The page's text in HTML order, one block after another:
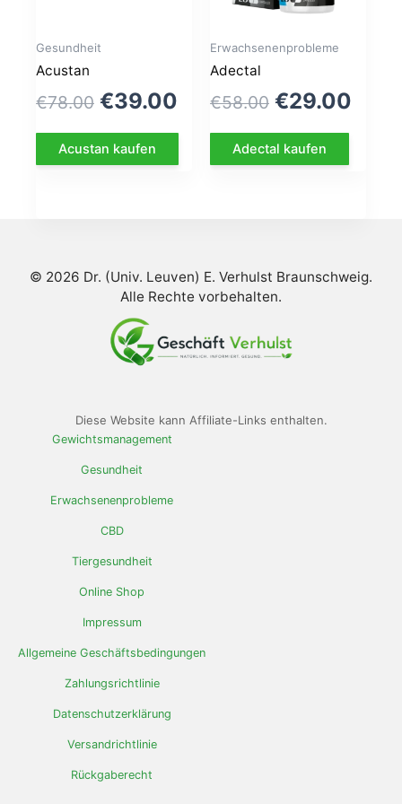
Gesundheit
Acustan
€78.00 Le
prix
initial
€39.00
prix
actuel
Acustan kaufen
Erwachsenenprobleme
Adectal
€58.00 Le
prix
initial
€29.00
Adectal kaufen
© 2026 Dr. (Univ. Leuven) E. Verhulst Braunschweig.
Alle Rechte vorbehalten.
Diese Website kann Affiliate-Links enthalten.
Gewichtsmanagement
Gesundheit
Erwachsenenprobleme
CBD
Tiergesundheit
Online Shop
Impressum
Allgemeine Geschäftsbedingungen
Zahlungsrichtlinie
Datenschutzerklärung
Versandrichtlinie
Rückgaberecht